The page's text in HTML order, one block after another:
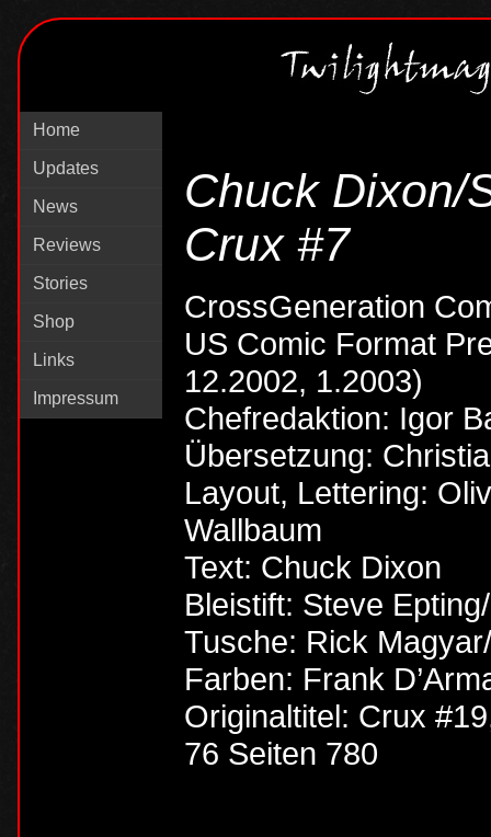
Home
Updates
News
Reviews
Stories
Shop
Links
Impressum
Chuck Dixon/
Crux #7
CrossGeneration
US Comic Format
12.2002, 1.2003)
Chefredaktion: Igor
Übersetzung:
Layout, Lettering:
Wallbaum
Text: Chuck Dixon
Bleistift: Steve
Tusche: Rick
Farben: Frank
Originaltitel: Crux
76 Seiten 780